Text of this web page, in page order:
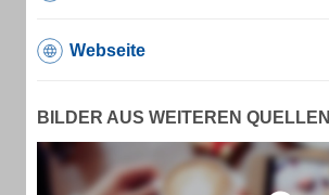
Webseite
BILDER AUS WEITEREN QUELLEN